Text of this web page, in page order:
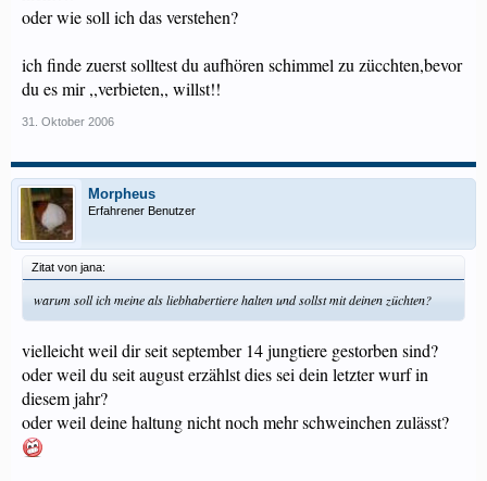
oder wie soll ich das verstehen?
ich finde zuerst solltest du aufhören schimmel zu zücchten,bevor
du es mir ,,verbieten,, willst!!
31. Oktober 2006
Morpheus
Erfahrener Benutzer
Zitat von jana:
warum soll ich meine als liebhabertiere halten und sollst mit deinen züchten?
vielleicht weil dir seit september 14 jungtiere gestorben sind?
oder weil du seit august erzählst dies sei dein letzter wurf in
diesem jahr?
oder weil deine haltung nicht noch mehr schweinchen zulässt?